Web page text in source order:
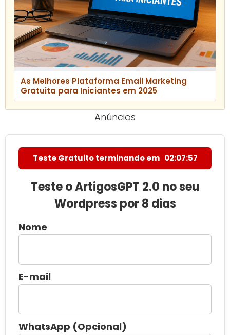
As Melhores Plataforma Email Marketing
Gratuita para Iniciantes em 2025
Anúncios
Teste Gratuito terminando em 02:07:55
Teste o ArtigosGPT 2.0 no seu
Wordpress por 8 dias
Nome
E-mail
WhatsApp (Opcional)